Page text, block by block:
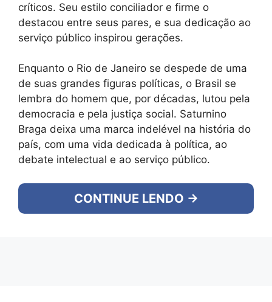
críticos. Seu estilo conciliador e firme o
destacou entre seus pares, e sua dedicação ao
serviço público inspirou gerações.
Enquanto o Rio de Janeiro se despede de uma
de suas grandes figuras políticas, o Brasil se
lembra do homem que, por décadas, lutou pela
democracia e pela justiça social. Saturnino
Braga deixa uma marca indelével na história do
país, com uma vida dedicada à política, ao
debate intelectual e ao serviço público.
CONTINUE LENDO →